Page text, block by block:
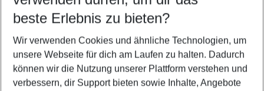
5-8 Nächte
2 Erwachsene Keine Kinder
Mehr Filter anzeigen
beste Erlebnis zu bieten?
Wir verwenden Cookies und ähnliche Technologien, um
unsere Webseite für dich am Laufen zu halten. Dadurch
können wir die Nutzung unserer Plattform verstehen und
verbessern, dir Support bieten sowie Inhalte, Angebote